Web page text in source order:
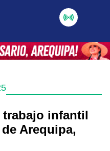
trabajo infantil
Arequipa,